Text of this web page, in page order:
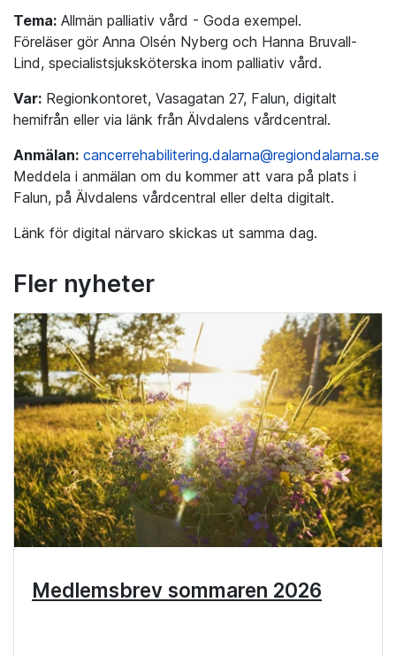
Tema: Allmän palliativ vård - Goda exempel.
Föreläser gör Anna Olsén Nyberg och Hanna Bruvall-
Lind, specialistsjuksköterska inom palliativ vård.
Var: Regionkontoret, Vasagatan 27, Falun, digitalt
hemifrån eller via länk från Älvdalens vårdcentral.
Anmälan: cancerrehabilitering.dalarna@regiondalarna.se
Meddela i anmälan om du kommer att vara på plats i
Falun, på Älvdalens vårdcentral eller delta digitalt.
Länk för digital närvaro skickas ut samma dag.
Fler nyheter
Medlemsbrev sommaren 2026